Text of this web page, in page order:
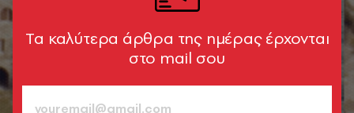
Tα καλύτερα άρθρα της ημέρας έρχονται
στο mail σου